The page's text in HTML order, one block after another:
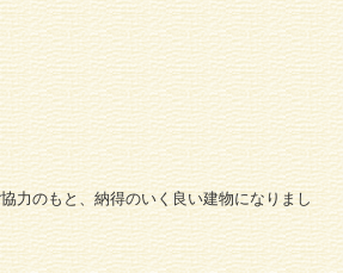
力のもと、納得のいく良い建物になりまし